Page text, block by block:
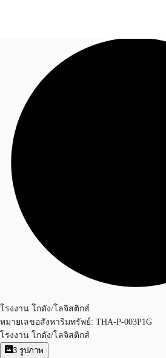
พื้นที่สำนักงาน
เฟล็กสเปซ
+6626246471
โรงงาน โกดัง/โลจิสติกส์
หมายเลขอสังหาริมทรัพย์: THA-P-003P1G
โรงงาน โกดัง/โลจิสติกส์
3 รูปภาพ